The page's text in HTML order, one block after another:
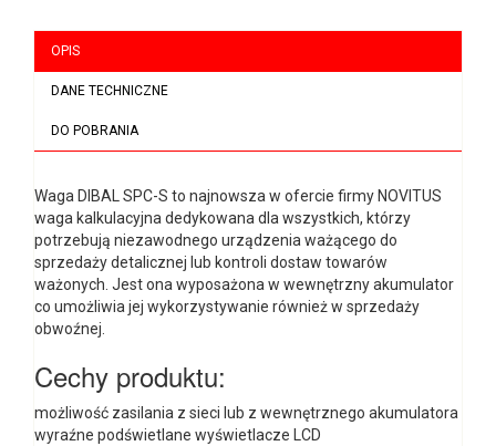
OPIS
DANE TECHNICZNE
DO POBRANIA
Waga DIBAL SPC-S to najnowsza w ofercie firmy NOVITUS
waga kalkulacyjna dedykowana dla wszystkich, którzy
potrzebują niezawodnego urządzenia ważącego do
sprzedaży detalicznej lub kontroli dostaw towarów
ważonych. Jest ona wyposażona w wewnętrzny akumulator
co umożliwia jej wykorzystywanie również w sprzedaży
obwoźnej.
Cechy produktu:
możliwość zasilania z sieci lub z wewnętrznego akumulatora
wyraźne podświetlane wyświetlacze LCD